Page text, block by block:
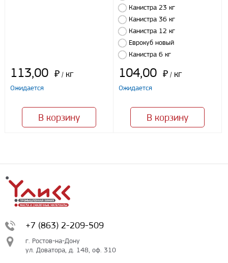
113,00 ₽ / кг
Ожидается
В корзину
Канистра 23 кг
Канистра 36 кг
Канистра 12 кг
Еврокуб новый
Канистра 6 кг
104,00 ₽ / кг
Ожидается
В корзину
+7 (863) 2-209-509
г. Ростов-на-Дону
ул. Доватора, д. 148, оф. 310